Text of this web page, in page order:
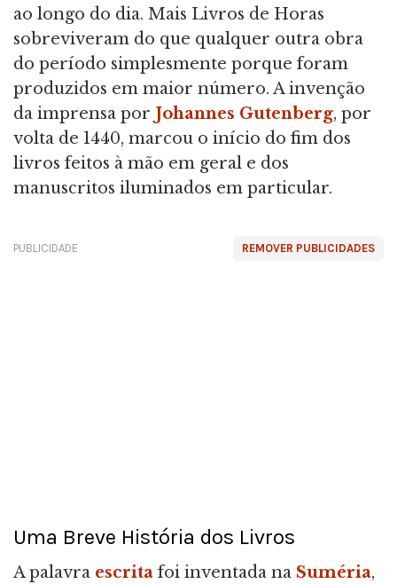
ao longo do dia. Mais Livros de Horas
sobreviveram do que qualquer outra obra
do período simplesmente porque foram
produzidos em maior número. A invenção
da imprensa por Johannes Gutenberg, por
volta de 1440, marcou o início do fim dos
livros feitos à mão em geral e dos
manuscritos iluminados em particular.
REMOVER PUBLICIDADES
PUBLICIDADE
Uma Breve História dos Livros
A palavra escrita foi inventada na Suméria,